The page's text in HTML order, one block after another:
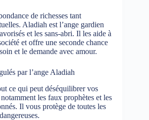
de richesses tant
Aladiah est l’ange gardien
et les sans-abri. Il les aide à
et offre une seconde chance
et le demande avec amour.
par l’ange Aladiah
ce qui peut déséquilibrer vos
les faux prophètes et les
Il vous protège de toutes les